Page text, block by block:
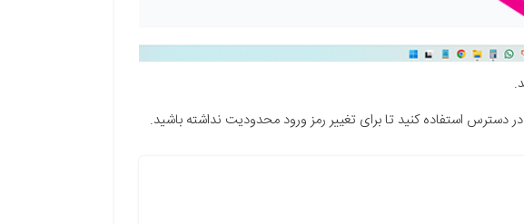
استفاده کنید تا برای تغییر رمز ورود محدودیت نداشته باشید.